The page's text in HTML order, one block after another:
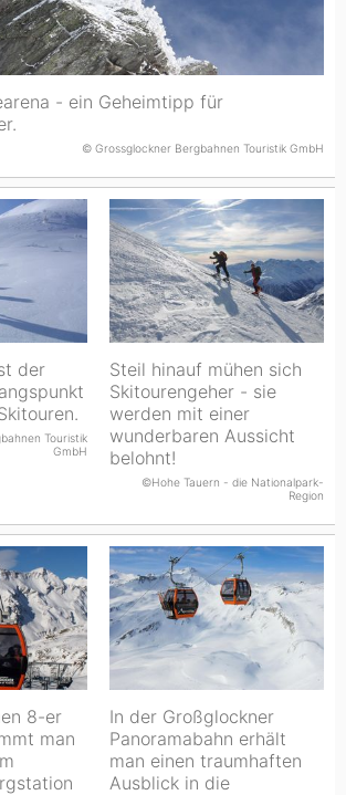
- ein Geheimtipp für
© Grossglockner Bergbahnen Touristik GmbH
der
Touristik
GmbH
Steil hinauf mühen sich
Skitourengeher - sie
werden mit einer
wunderbaren Aussicht
belohnt!
©Hohe Tauern - die Nationalpark-
Region
8-er
man
In der Großglockner
Panoramabahn erhält
man einen traumhaften
Ausblick in die